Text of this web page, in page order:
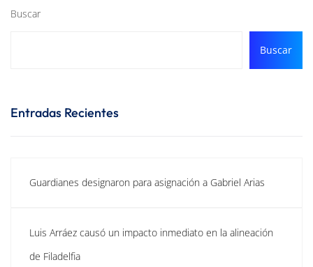
Buscar
Buscar
Entradas Recientes
Guardianes designaron para asignación a Gabriel Arias
Luis Arráez causó un impacto inmediato en la alineación
de Filadelfia